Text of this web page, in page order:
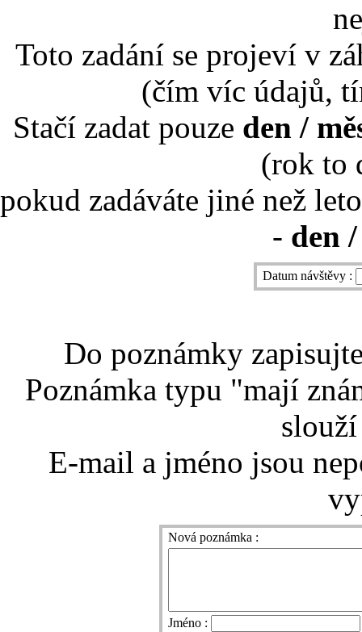
Toto zadání se projeví v
(čím víc údajů,
Stačí zadat pouze den /
(rok to
pokud zadáváte jiné než
- den
Datum návštěvy :
Do poznámky
Poznámka typu "mají
E-mail a jméno jsou
Nová poznámka :
Jméno :